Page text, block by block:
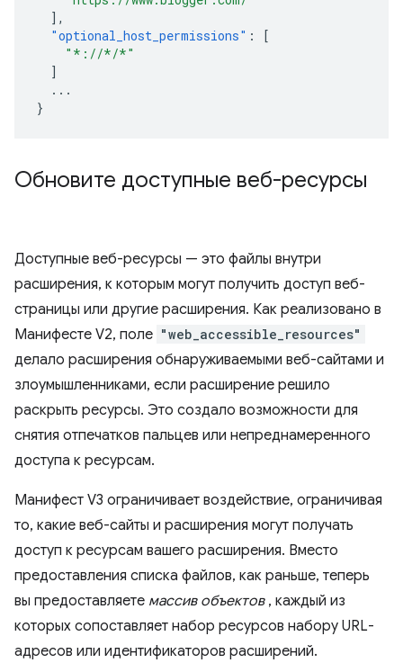
],
"optional_host_permissions" :
[
"*://*/*"
]
...
}
Обновите доступные веб-ресурсы
Доступные веб-ресурсы — это файлы внутри
расширения, к которым могут получить доступ веб-
страницы или другие расширения. Как реализовано в
Манифесте V2, поле "web_accessible_resources"
делало расширения обнаруживаемыми веб-сайтами и
злоумышленниками, если расширение решило
раскрыть ресурсы. Это создало возможности для
снятия отпечатков пальцев или непреднамеренного
доступа к ресурсам.
Манифест V3 ограничивает воздействие, ограничивая
то, какие веб-сайты и расширения могут получать
доступ к ресурсам вашего расширения. Вместо
предоставления списка файлов, как раньше, теперь
вы предоставляете массив объектов, каждый из
которых сопоставляет набор ресурсов набору URL-
адресов или идентификаторов расширений.